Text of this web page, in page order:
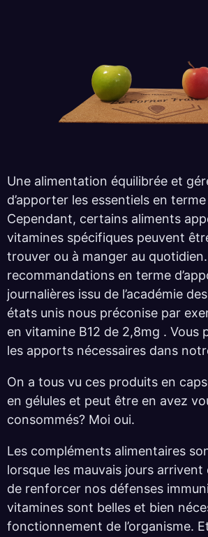
Une alimentation équilibrée et
d’apporter les essentiels en
Cependant, certains aliments
vitamines spécifiques peuvent
trouver ou à manger au
recommandations en terme
journalières issu de l’académie
états unis nous préconise par
en vitamine B12 de 2,8mg . Vous
les apports nécessaires dans
On a tous vu ces produits en
en gélules et peut être en avez
consommés? Moi oui.
Les compléments alimentaires
lorsque les mauvais jours
de renforcer nos défenses
vitamines sont belles et bien
fonctionnement de l’organisme.